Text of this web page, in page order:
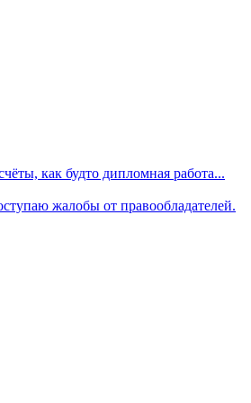
как будто дипломная работа...
жалобы от правообладателей.